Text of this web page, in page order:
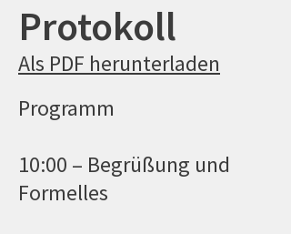
Protokoll
Als PDF herunterladen
Programm
10:00 – Begrüßung und
Formelles